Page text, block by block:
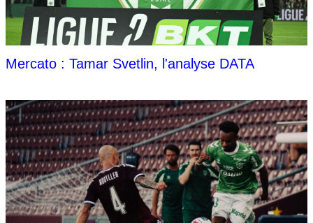
Mercato : Tamar Svetlin, l'analyse DATA